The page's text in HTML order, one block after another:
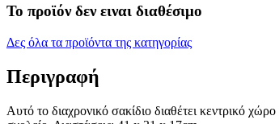
Το προϊόν δεν ειναι διαθέσιμο
Δες όλα τα προϊόντα της κατηγορίας
Περιγραφή
Αυτό το διαχρονικό σακίδιο διαθέτει κεντρικό